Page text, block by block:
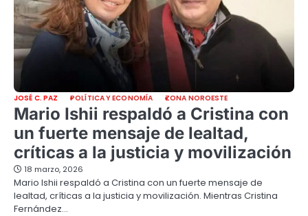
JOSÉ C. PAZ POLÍTICA Y ECONOMÍA ZONA NOROESTE
Mario Ishii respaldó a Cristina con
un fuerte mensaje de lealtad,
críticas a la justicia y movilización
18 marzo, 2026
Mario Ishii respaldó a Cristina con un fuerte mensaje de
lealtad, críticas a la justicia y movilización. Mientras Cristina
Fernández…